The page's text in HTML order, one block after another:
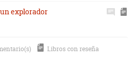
explorador
Libros con reseña